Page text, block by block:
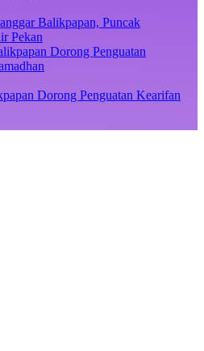
Balikpapan, Puncak
Pekan
Dorong Penguatan Kearifan